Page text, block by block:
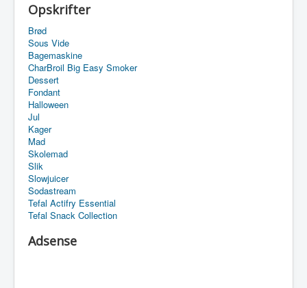
Tefal Actifry Essential
Opskrifter
Brød
Sous Vide
Bagemaskine
CharBroil Big Easy Smoker
Dessert
Fondant
Halloween
Jul
Kager
Mad
Skolemad
Slik
Slowjuicer
Sodastream
Tefal Actifry Essential
Tefal Snack Collection
Adsense